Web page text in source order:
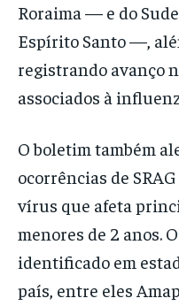
Roraima — e do
Espírito Santo —,
registrando avanço
associados à
O boletim também
ocorrências de
vírus que afeta
menores de 2 anos.
identificado em
país, entre eles